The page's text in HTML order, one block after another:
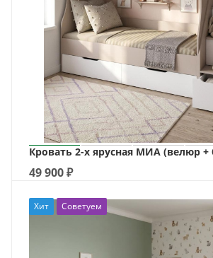
Кровать 2-х ярусная МИА (велюр +
49 900₽
Хит Советуем